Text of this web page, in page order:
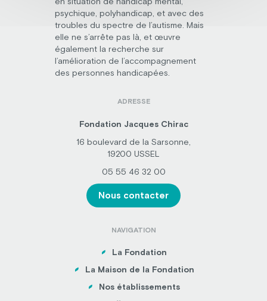
psychique, polyhandicap, et avec des
troubles du spectre de l’autisme. Mais
elle ne s’arrête pas là, et œuvre
également la recherche sur
l’amélioration de l’accompagnement
des personnes handicapées.
ADRESSE
Fondation Jacques Chirac
16 boulevard de la Sarsonne,
19200 USSEL
05 55 46 32 00
Nous contacter
NAVIGATION
La Fondation
La Maison de la Fondation
Nos établissements